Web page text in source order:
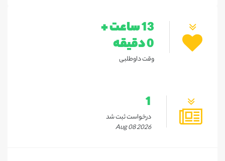
13 ساعت +
0 دقیقه
وقت داوطلبی
1
درخواست ثبت شد
Aug 08 2026